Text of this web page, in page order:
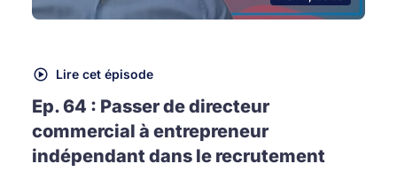
Lire cet épisode
Ep. 64 : Passer de directeur
commercial à entrepreneur
indépendant dans le recrutement